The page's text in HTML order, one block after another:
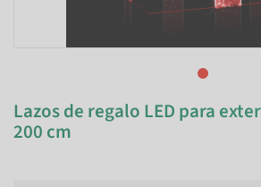
Lazos de regalo LED para
200 cm